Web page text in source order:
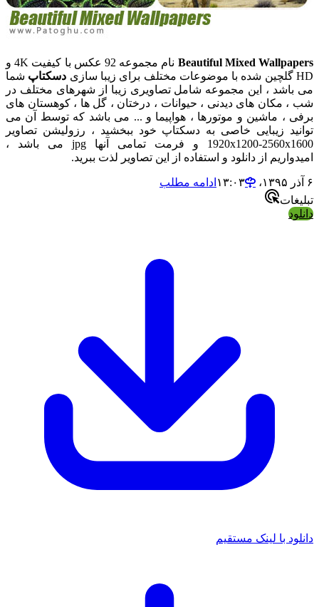
Beautiful Mixed Wallpapers
نام مجموعه 92 عکس با کیفیت 4K و
HD گلچین شده با موضوعات مختلف برای زیبا سازی
دسکتاپ شما
می باشد ، این مجموعه شامل تصاویری زیبا از شهرهای مختلف در
شب ، مکان های دیدنی ، حیوانات ، درختان ، گل ها ، کوهستان های
برفی ، ماشین و موتورها ، هواپیما و ... می باشد که توسط آن می
توانید زیبایی خاصی به دسکتاپ خود ببخشید ، رزولیشن تصاویر
1920x1200-2560x1600 و فرمت تمامی آنها jpg می باشد ،
امیدواریم از دانلود و استفاده از این تصاویر لذت ببرید.
۶ آذر ۱۳۹۵،‏ ۱۳:۰۳
ادامه مطلب
تبلیغات
دانلود
دانلود با لینک مستقیم